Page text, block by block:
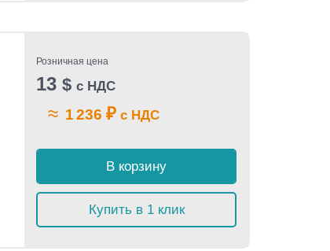
Розничная цена
13 $ с НДС
≈ 1 236 ₽ с НДС
В корзину
Купить в 1 клик